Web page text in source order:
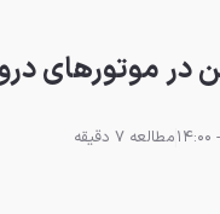
در موتورهای
مطالعه 7 دقیقه